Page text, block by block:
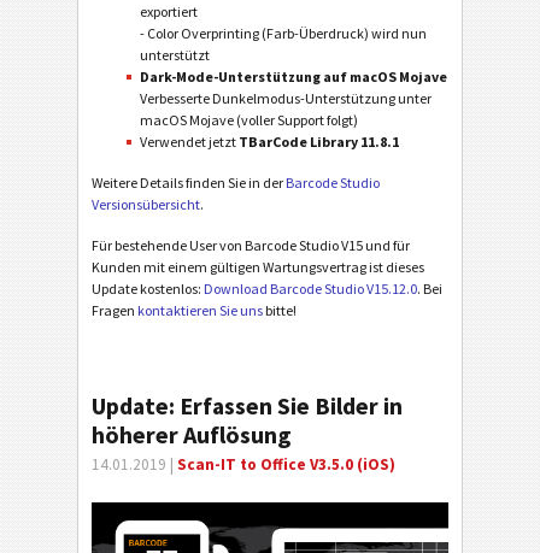
exportiert
- Color Overprinting (Farb-Überdruck) wird nun
unterstützt
Dark-Mode-Unterstützung auf macOS Mojave
Verbesserte Dunkelmodus-Unterstützung unter
macOS Mojave (voller Support folgt)
Verwendet jetzt TBarCode Library 11.8.1
Weitere Details finden Sie in der Barcode Studio
Versionsübersicht.
Für bestehende User von Barcode Studio V15 und für
Kunden mit einem gültigen Wartungsvertrag ist dieses
Update kostenlos: Download Barcode Studio V15.12.0. Bei
Fragen kontaktieren Sie uns bitte!
Update: Erfassen Sie Bilder in
höherer Auflösung
14.01.2019 | Scan-IT to Office V3.5.0 (iOS)